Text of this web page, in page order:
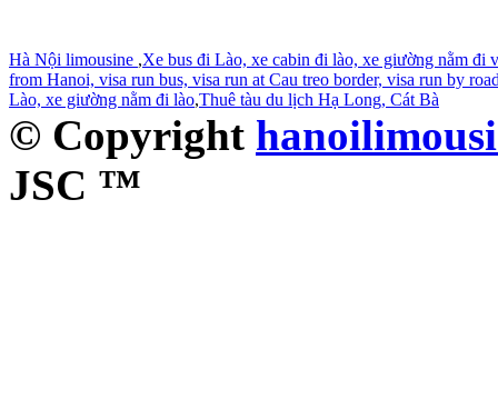
Hà Nội limousine ,Xe bus đi Lào, xe cabin đi lào, xe giường nằm đi
from Hanoi, visa run bus, visa run at Cau treo border, visa run by
Lào, xe giường nằm đi lào,Thuê tàu du lịch Hạ Long, Cát Bà
© Copyright
JSC ™